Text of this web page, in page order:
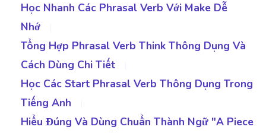
Học Nhanh Các Phrasal Verb Với Make Dễ
Nhớ
Tổng Hợp Phrasal Verb Think Thông Dụng Và
Cách Dùng Chi Tiết
Học Các Start Phrasal Verb Thông Dụng Trong
Tiếng Anh
Hiểu Đúng Và Dùng Chuẩn Thành Ngữ "A Piece